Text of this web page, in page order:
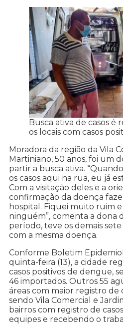
Busca ativa de casos é
os locais com casos
Moradora da região da Vila
Martiniano, 50 anos, foi um
partir a busca ativa.
os casos aqui na rua, eu já
Com a visitação deles e a
confirmação da doença
hospital. Fiquei muito ruim e
ninguém”, comenta a dona
período, teve os demais
com a mesma doença.
Conforme Boletim
quinta-feira (13), a cidade
casos positivos de dengue,
46 importados. Outros 55
áreas com maior registro de
sendo Vila Comercial e
bairros com registro de
equipes e recebendo o